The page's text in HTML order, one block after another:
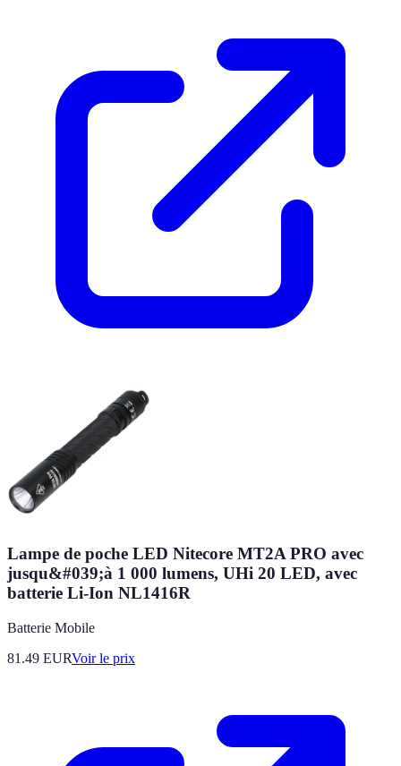
Lampe de poche LED Nitecore MT2A PRO avec
jusqu&#039;à 1 000 lumens, UHi 20 LED, avec
batterie Li-Ion NL1416R
Batterie Mobile
81.49 EURVoir le prix